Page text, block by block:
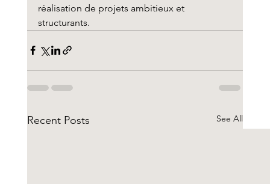
réalisation de projets ambitieux et
structurants.
Recent Posts See All